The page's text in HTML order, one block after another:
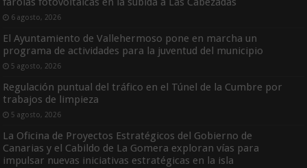
6 agosto, 2026
El Ayuntamiento de Vallehermoso pone en marcha un
programa de actividades para la juventud del municipio
5 agosto, 2026
Regulación puntual del tráfico en el Túnel de la Cumbre por
trabajos de limpieza
5 agosto, 2026
La Oficina de Proyectos Estratégicos del Gobierno de
Canarias y el Cabildo de La Gomera exploran vías para
impulsar nuevas iniciativas estratégicas en la isla